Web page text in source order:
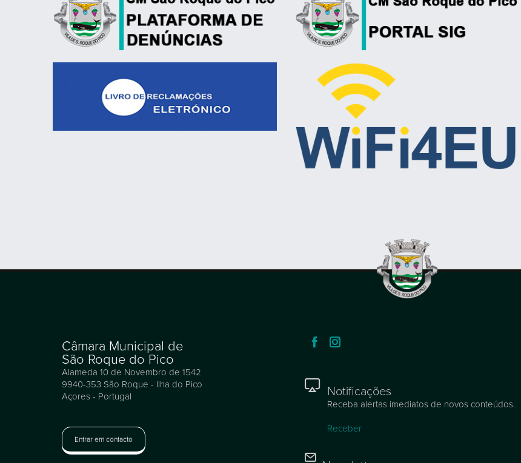
Câmara Municipal de
São Roque do Pico
Alameda 10 de Novembro de 1542
9940-353 São Roque - Ilha do Pico
Açores - Portugal
Entrar em contacto
Notificações
Receba alertas imediatos de novos conteúdos.
Receber